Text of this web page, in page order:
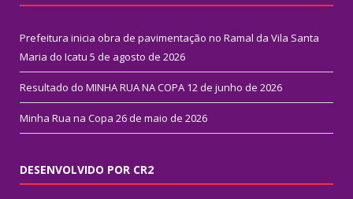
Prefeitura inicia obra de pavimentação no Ramal da Vila Santa
Maria do Icatu 5 de agosto de 2026
Resultado do MINHA RUA NA COPA 12 de junho de 2026
Minha Rua na Copa 26 de maio de 2026
DESENVOLVIDO POR CR2